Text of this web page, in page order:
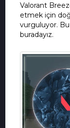
Valorant
etmek için
vurguluyor.
buradayız.